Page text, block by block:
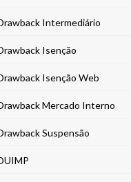
Intermediário
Isenção
Isenção Web
Mercado Interno
Suspensão